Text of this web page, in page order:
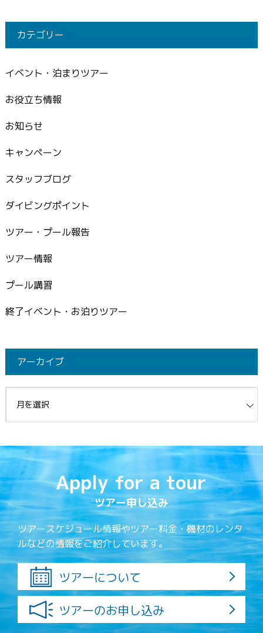
カテゴリー
イベント・泊まりツアー
お役立ち情報
お知らせ
キャンペーン
スタッフブログ
ダイビングポイント
ツアー・プール報告
ツアー情報
プール講習
終了イベント・お泊りツアー
アーカイブ
Apply for a tour
ツアー申し込み
ツアースケジュール情報やツアー料金・機材のレンタ
ルなどの情報をご紹介しています。
ツアーについて
ツアーのお申し込み